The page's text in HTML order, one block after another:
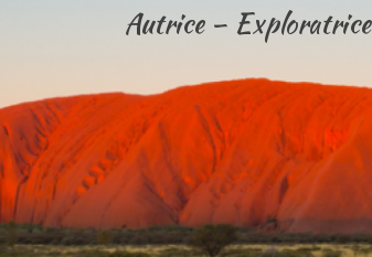
Autrice – Exploratrice